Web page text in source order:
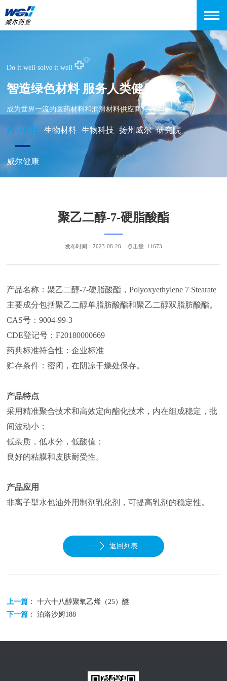
Do it well solve it well
智造绿色材料 服务人类健康
成为世界一流的医药材料和润滑材料供应商
药业科技 生物材料 生物科技 扬州威尔 研究院
威尔健康
聚乙二醇-7-硬脂酸酯
产品名称：聚乙二醇-7-硬脂酸酯，Polyoxyethylene 7 Stearate
主要成分包括聚乙二醇单脂肪酸酯和聚乙二醇双脂肪酸酯。
CAS号：9004-99-3
CDE登记号：F20180000669
药典标准符合性：企业标准
贮存条件：密闭，在阴凉干燥处保存。
产品特点
采用精准聚合技术和高效定向酯化技术，内在组成稳定，批
间波动小；
低杂质，低水分，低酸值；
良好的粘膜和皮肤耐受性。
产品应用
非离子型水包油外用制剂乳化剂，可提高乳剂的稳定性。
返回列表
上一篇：十六十八醇聚氧乙烯（25）醚
下一篇：泊洛沙姆188